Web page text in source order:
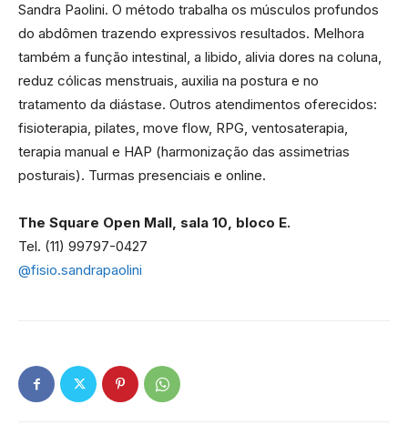
Sandra Paolini. O método trabalha os músculos profundos
do abdômen trazendo expressivos resultados. Melhora
também a função intestinal, a libido, alivia dores na coluna,
reduz cólicas menstruais, auxilia na postura e no
tratamento da diástase. Outros atendimentos oferecidos:
fisioterapia, pilates, move flow, RPG, ventosaterapia,
terapia manual e HAP (harmonização das assimetrias
posturais). Turmas presenciais e online.
The Square Open Mall, sala 10, bloco E.
Tel. (11) 99797-0427
@fisio.sandrapaolini